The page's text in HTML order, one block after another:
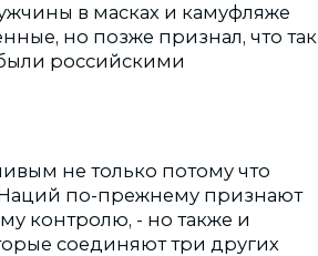
в масках и камуфляже
но позже признал, что так
российскими
не только потому что
по-прежнему признают
контролю, - но также и
соединяют три других